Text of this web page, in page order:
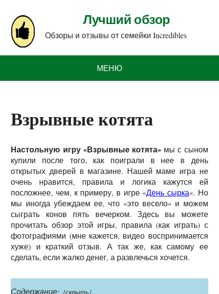
Лучший обзор
Обзоры и отзывы от семейки Incredibles
МЕНЮ
Взрывные котята
Настольную игру «Взрывные котята» мы с сыном
купили после того, как поиграли в нее в день
открытых дверей в магазине. Нашей маме игра не
очень нравится, правила и логика кажутся ей
посложнее, чем, к примеру, в игре «День сырка«. Но
мы иногда убеждаем ее, что «это весело» и можем
сыграть конов пять вечерком. Здесь вы можете
прочитать обзор этой игры, правила (как играть) с
фотографиями (мне кажется, видео воспринимается
хуже) и краткий отзыв. А так же, как самому ее
сделать, если жалко денег, а развлечься хочется.
Содержание: [скрыть]